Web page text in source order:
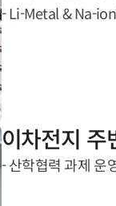
- Li-Metal & Na-
이차전지 주
- 산학협력 과제 운